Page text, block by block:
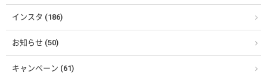
インスタ (186)
お知らせ (50)
キャンペーン (61)